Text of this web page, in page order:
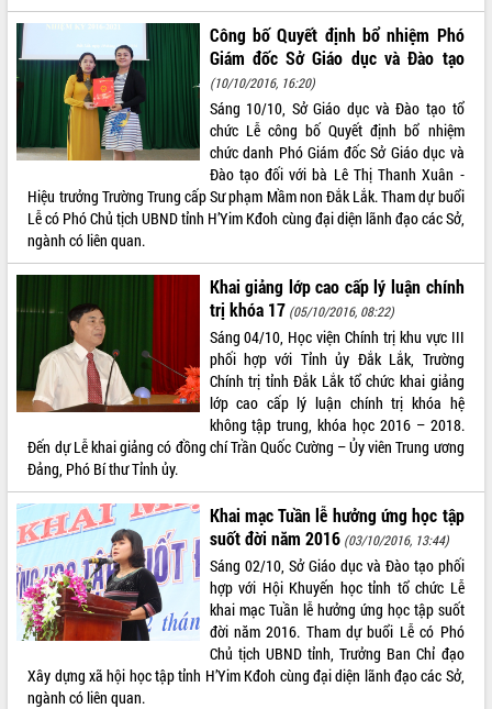
ĐIỂM TIN VĂN BẢN
QUY HOẠCH - KẾ HOẠCH
VIDEO
Không có file video nào để phát.
ALBUM ẢNH
Công bố Quyết định bổ nhiệm Phó
Giám đốc Sở Giáo dục và Đào tạo
(10/10/2016, 16:20)
Sáng 10/10, Sở Giáo dục và Đào tạo tổ
chức Lễ công bố Quyết định bổ nhiệm
chức danh Phó Giám đốc Sở Giáo dục và
Đào tạo đối với bà Lê Thị Thanh Xuân -
Hiệu trưởng Trường Trung cấp Sư phạm Mầm non Đắk Lắk. Tham dự buổi
Lễ có Phó Chủ tịch UBND tỉnh H’Yim Kđoh cùng đại diện lãnh đạo các Sở,
ngành có liên quan.
Khai giảng lớp cao cấp lý luận chính
trị khóa 17 (05/10/2016, 08:22)
Sáng 04/10, Học viện Chính trị khu vực III
phối hợp với Tỉnh ủy Đắk Lắk, Trường
Chính trị tỉnh Đắk Lắk tổ chức khai giảng
lớp cao cấp lý luận chính trị khóa hệ
không tập trung, khóa học 2016 – 2018.
Đến dự Lễ khai giảng có đồng chí Trần Quốc Cường – Ủy viên Trung ương
Đảng, Phó Bí thư Tỉnh ủy.
Khai mạc Tuần lễ hưởng ứng học tập
suốt đời năm 2016 (03/10/2016, 13:44)
Sáng 02/10, Sở Giáo dục và Đào tạo phối
hợp với Hội Khuyến học tỉnh tổ chức Lễ
khai mạc Tuần lễ hưởng ứng học tập suốt
đời năm 2016. Tham dự buổi Lễ có Phó
Chủ tịch UBND tỉnh, Trưởng Ban Chỉ đạo
Xây dựng xã hội học tập tỉnh H’Yim Kđoh cùng đại diện lãnh đạo các Sở,
ngành có liên quan.